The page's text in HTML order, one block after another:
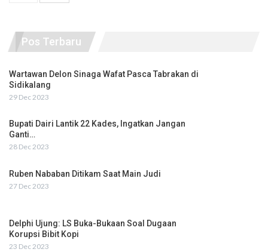
Pos Terbaru
Wartawan Delon Sinaga Wafat Pasca Tabrakan di
Sidikalang
29 Dec 2023
Bupati Dairi Lantik 22 Kades, Ingatkan Jangan
Ganti…
28 Dec 2023
Ruben Nababan Ditikam Saat Main Judi
27 Dec 2023
Delphi Ujung: LS Buka-Bukaan Soal Dugaan
Korupsi Bibit Kopi
23 Dec 2023